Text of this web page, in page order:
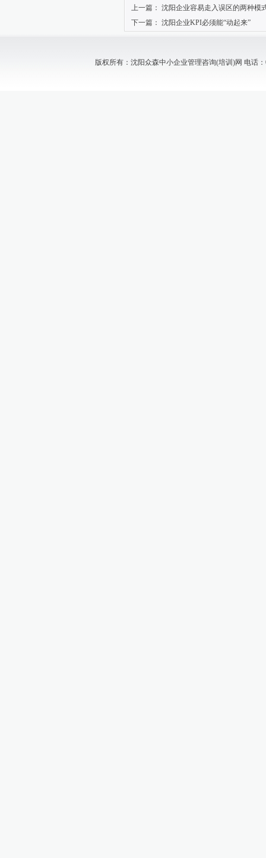
上一篇： 沈阳企业容易走入误区的两种模
下一篇： 沈阳企业KPI必须能“动起来”
版权所有：沈阳众森中小企业管理咨询(培训)网 电话：